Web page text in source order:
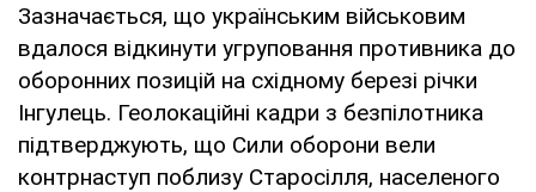
Зазначається, що українським військовим
вдалося відкинути угруповання противника до
оборонних позицій на східному березі річки
Інгулець. Геолокаційні кадри з безпілотника
підтверджують, що Сили оборони вели
контрнаступ поблизу Старосілля, населеного